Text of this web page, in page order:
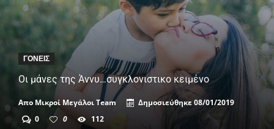
ΓΟΝΕΊΣ
Οι μάνες της Άννυ…συγκλονιστικο κειμένο
Απο Μικροί Μεγάλοι Team Δημοσιεύθηκε08/01/2019
0
0 112